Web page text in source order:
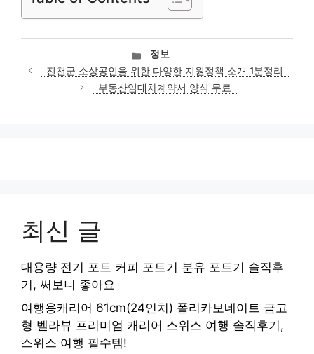
카
테
고
리
정보
진천군 소상공인을 위한 다양한 지원정책 소개 1분정리
부동산임대차계약서 양식 무료
최신 글
대용량 전기 포트 커피 포트기 분유 포트기 솔직후
기, 써보니 좋아요
여행용캐리어 61cm(24인치) 폴리카보네이트 금고
형 벨라뷰 프리미엄 캐리어 스위스 여행 솔직후기,
스위스 여행 필수템!